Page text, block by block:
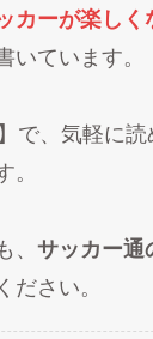
カーが楽しく
いています。
で、気軽に
。
、 サッカー通
ださい。